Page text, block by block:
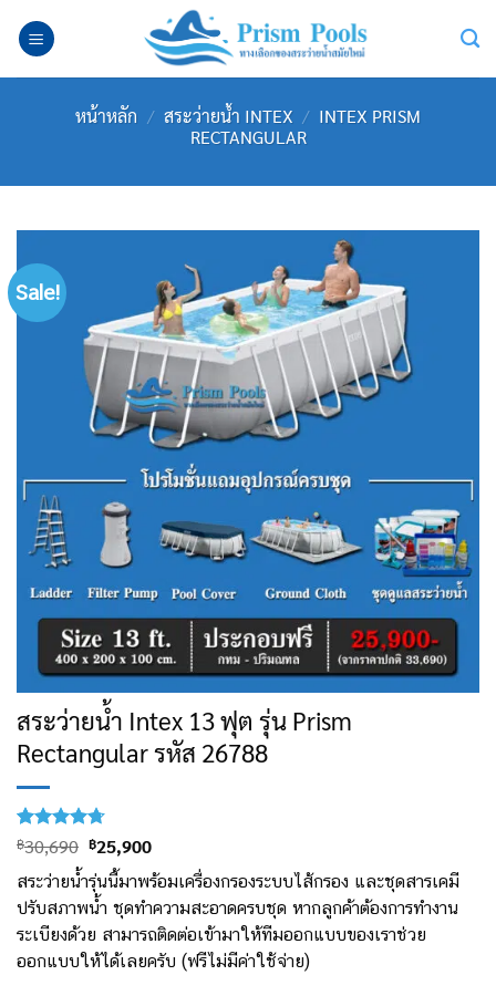
หน้าหลัก / สระว่ายน้ำ INTEX / INTEX PRISM
RECTANGULAR
Sale!
สระว่ายน้ำ Intex 13 ฟุต รุ่น Prism
Rectangular รหัส 26788
ให้คะแนน
4.67
5 คะแนน
3
การให้
คะแนน
ของลูกค้า
฿30,690 ฿25,900
สระว่ายน้ำรุ่นนี้มาพร้อมเครื่องกรองระบบไส้กรอง และชุดสารเคมี
ปรับสภาพน้ำ ชุดทำความสะอาดครบชุด หากลูกค้าต้องการทำงาน
ระเบียงด้วย สามารถติดต่อเข้ามาให้ทีมออกแบบของเราช่วย
ออกแบบให้ได้เลยครับ (ฟรีไม่มีค่าใช้จ่าย)